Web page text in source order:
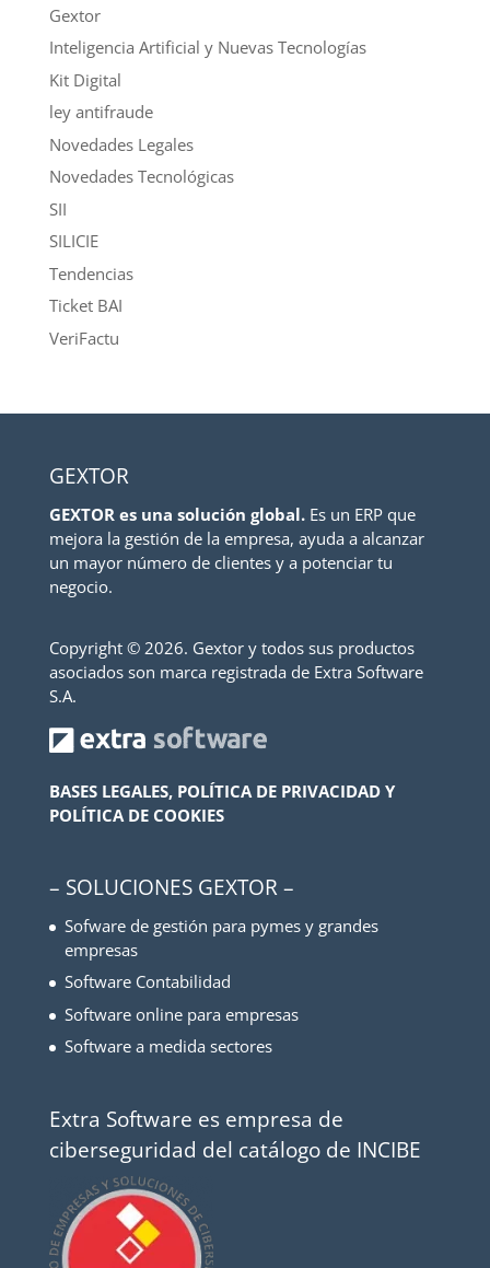
Gextor
Inteligencia Artificial y Nuevas Tecnologías
Kit Digital
ley antifraude
Novedades Legales
Novedades Tecnológicas
SII
SILICIE
Tendencias
Ticket BAI
VeriFactu
GEXTOR
GEXTOR es una solución global.Es un ERP que
mejora la gestión de la empresa, ayuda a alcanzar
un mayor número de clientes y a potenciar tu
negocio.
Copyright © 2026. Gextor y todos sus productos
asociados son marca registrada de Extra Software
S.A.
BASES LEGALES, POLÍTICA DE PRIVACIDAD Y
POLÍTICA DE COOKIES
– SOLUCIONES GEXTOR –
Sofware de gestión para pymes y grandes
empresas
Software Contabilidad
Software online para empresas
Software a medida sectores
Extra Software es empresa de
ciberseguridad del catálogo de INCIBE